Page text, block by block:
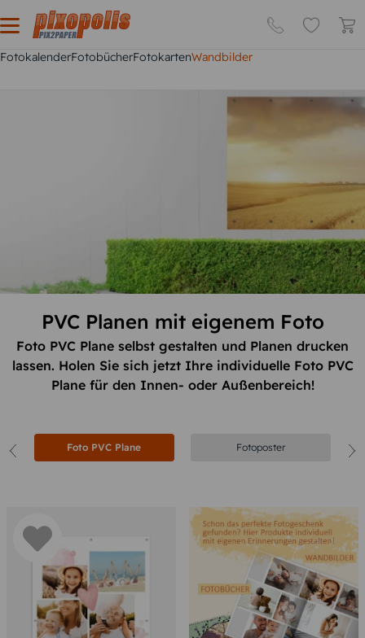
FotokalenderFotobücherFotokartenWandbilder
PVC Planen mit eigenem Foto
Foto PVC Plane selbst gestalten und Planen drucken
lassen. Holen Sie sich jetzt Ihre individuelle Foto PVC
Plane für den Innen- oder Außenbereich!
Foto PVC Plane Fotoposter